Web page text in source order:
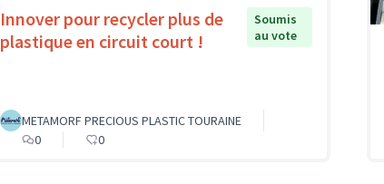
Innover pour recycler plus de
plastique en circuit court !
Soumis
au vote
METAMORF PRECIOUS PLASTIC TOURAINE
0
0